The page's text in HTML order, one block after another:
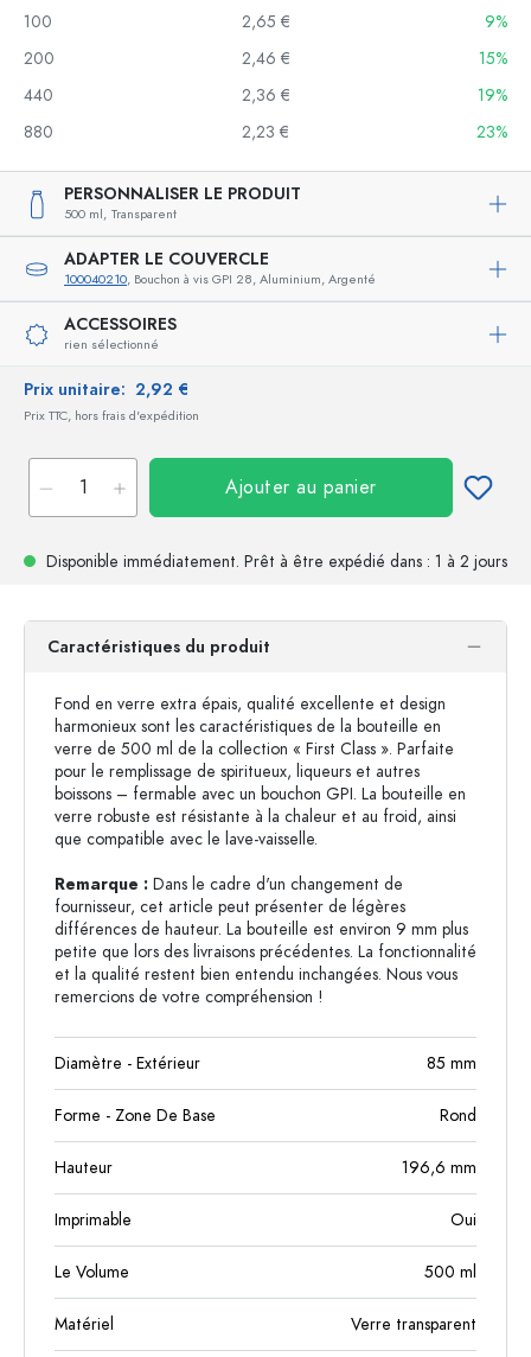
100
2,65 €
9%
200
2,46 €
15%
440
2,36 €
19%
880
2,23 € 23%
PERSONNALISER LE PRODUIT
500 ml, Transparent
ADAPTER LE COUVERCLE
100040210, Bouchon à vis GPI 28, Aluminium, Argenté
ACCESSOIRES
rien sélectionné
Prix unitaire: 2,92 €
Prix TTC, hors frais d'expédition
Ajouter au panier
Disponible immédiatement. Prêt à être expédié dans : 1 à 2 jours
Caractéristiques du produit
Fond en verre extra épais, qualité excellente et design
harmonieux sont les caractéristiques de la bouteille en
verre de 500 ml de la collection « First Class ». Parfaite
pour le remplissage de spiritueux, liqueurs et autres
boissons – fermable avec un bouchon GPI. La bouteille en
verre robuste est résistante à la chaleur et au froid, ainsi
que compatible avec le lave-vaisselle.
Remarque : Dans le cadre d'un changement de
fournisseur, cet article peut présenter de légères
différences de hauteur. La bouteille est environ 9 mm plus
petite que lors des livraisons précédentes. La fonctionnalité
et la qualité restent bien entendu inchangées. Nous vous
remercions de votre compréhension !
Diamètre - Extérieur 85 mm
Forme - Zone De Base Rond
Hauteur 196,6 mm
Imprimable Oui
Le Volume 500 ml
Matériel Verre transparent